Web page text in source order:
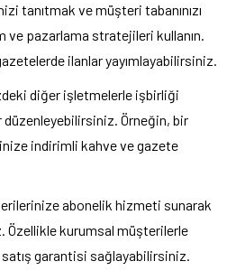
tanıtmak ve müşteri tabanınızı
pazarlama stratejileri kullanın.
ilanlar yayımlayabilirsiniz.
diğer işletmelerle işbirliği
Örneğin, bir
indirimli kahve ve gazete
abonelik hizmeti sunarak
Özellikle kurumsal müşterilerle
garantisi sağlayabilirsiniz.